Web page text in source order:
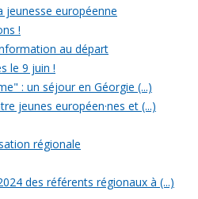
jeunesse européenne
!
au départ
le 9 juin !
: un séjour en Géorgie (...)
jeunes européen·nes et (...)
régionale
des référents régionaux à (...)